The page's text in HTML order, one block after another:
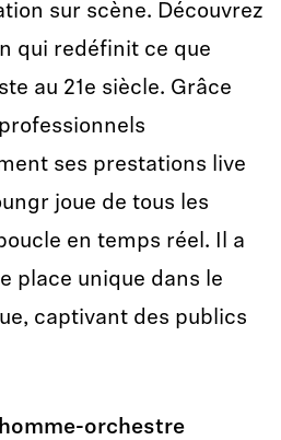
sur scène. Découvrez
qui redéfinit ce que
au 21e siècle. Grâce
ses prestations live
joue de tous les
en temps réel. Il a
place unique dans le
captivant des publics
orchestre